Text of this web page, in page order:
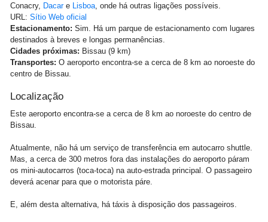
Conacry, Dacare Lisboa , onde há outras ligações possíveis.
URL: Sítio Web oficial
Estacionamento: Sim. Há um parque de estacionamento com lugares
destinados à breves e longas permanências.
Cidades próximas: Bissau (9 km)
Transportes: O aeroporto encontra-se a cerca de 8 km ao noroeste do
centro de Bissau.
Localização
Este aeroporto encontra-se a cerca de 8 km ao noroeste do centro de
Bissau.
Atualmente, não há um serviço de transferência em autocarro shuttle.
Mas, a cerca de 300 metros fora das instalações do aeroporto páram
os mini-autocarros (toca-toca) na auto-estrada principal. O passageiro
deverá acenar para que o motorista páre.
E, além desta alternativa, há táxis à disposição dos passageiros.